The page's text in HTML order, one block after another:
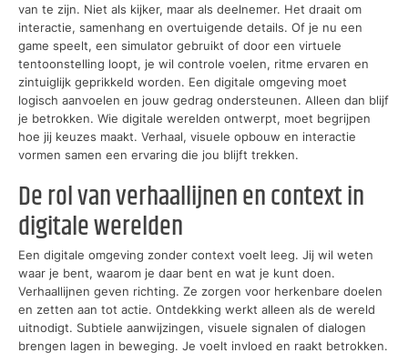
van te zijn. Niet als kijker, maar als deelnemer. Het draait om
interactie, samenhang en overtuigende details. Of je nu een
game speelt, een simulator gebruikt of door een virtuele
tentoonstelling loopt, je wil controle voelen, ritme ervaren en
zintuiglijk geprikkeld worden. Een digitale omgeving moet
logisch aanvoelen en jouw gedrag ondersteunen. Alleen dan blijf
je betrokken. Wie digitale werelden ontwerpt, moet begrijpen
hoe jij keuzes maakt. Verhaal, visuele opbouw en interactie
vormen samen een ervaring die jou blijft trekken.
De rol van verhaallijnen en context in
digitale werelden
Een digitale omgeving zonder context voelt leeg. Jij wil weten
waar je bent, waarom je daar bent en wat je kunt doen.
Verhaallijnen geven richting. Ze zorgen voor herkenbare doelen
en zetten aan tot actie. Ontdekking werkt alleen als de wereld
uitnodigt. Subtiele aanwijzingen, visuele signalen of dialogen
brengen lagen in beweging. Je voelt invloed en raakt betrokken.